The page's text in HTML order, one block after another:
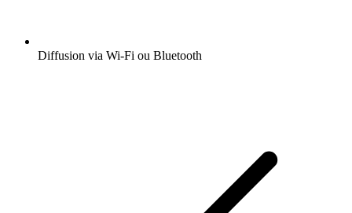
Diffusion via Wi-Fi ou Bluetooth